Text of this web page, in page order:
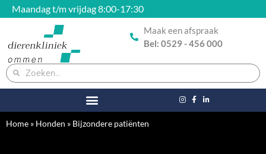
Maandag t/m vrijdag 8:00-17:30
Maak een afspraak
Bel: 0529 - 456 000
Home » Honden » Bijzondere patiënten